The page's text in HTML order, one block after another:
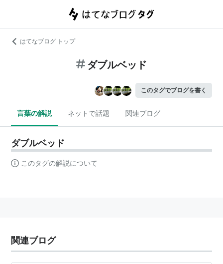
はてなブログ トップ
ダブルベッド
このタグでブログを書く
言葉の解説 ネットで話題 関連ブログ
ダブルベッド
このタグの解説について
関連ブログ